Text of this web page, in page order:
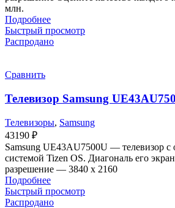
млн.
Подробнее
Быстрый просмотр
Распродано
Сравнить
Телевизор Samsung
Телевизоры, Samsung
43190 ₽
Samsung UE43AU7500U — телевизор с
системой Tizen OS. Диагональ его
разрешение — 3840 х 2160
Подробнее
Быстрый просмотр
Распродано